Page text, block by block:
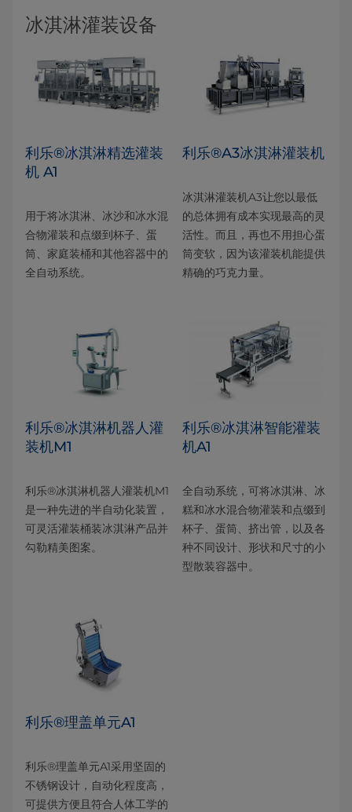
冰淇淋灌装设备
利乐®冰淇淋精选灌装
机 A1
用于将冰淇淋、冰沙和冰水混
合物灌装和点缀到杯子、蛋
筒、家庭装桶和其他容器中的
全自动系统。
利乐®A3冰淇淋灌装机
冰淇淋灌装机A3让您以最低
的总体拥有成本实现最高的灵
活性。而且，再也不用担心蛋
筒变软，因为该灌装机能提供
精确的巧克力量。
利乐®冰淇淋机器人灌
装机M1
利乐®冰淇淋机器人灌装机M1
是一种先进的半自动化装置，
可灵活灌装桶装冰淇淋产品并
勾勒精美图案。
利乐®冰淇淋智能灌装
机A1
全自动系统，可将冰淇淋、冰
糕和冰水混合物灌装和点缀到
杯子、蛋筒、挤出管，以及各
种不同设计、形状和尺寸的小
型散装容器中。
利乐®理盖单元A1
利乐®理盖单元A1采用坚固的
不锈钢设计，自动化程度高，
可提供方便且符合人体工学的